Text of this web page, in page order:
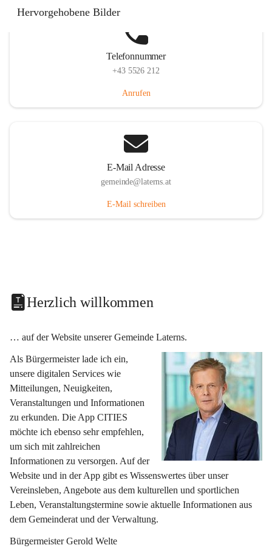
Hervorgehobene Bilder
Telefonnummer
+43 5526 212
Anrufen
E-Mail Adresse
gemeinde@laterns.at
E-Mail schreiben
Herzlich willkommen
… auf der Website unserer Gemeinde Laterns.
Als Bürgermeister lade ich ein,
unsere digitalen Services wie
Mitteilungen, Neuigkeiten,
Veranstaltungen und Informationen
zu erkunden. Die App CITIES
möchte ich ebenso sehr empfehlen,
um sich mit zahlreichen
Informationen zu versorgen. Auf der
Website und in der App gibt es Wissenswertes über unser
Vereinsleben, Angebote aus dem kulturellen und sportlichen
Leben, Veranstaltungstermine sowie aktuelle Informationen aus
dem Gemeinderat und der Verwaltung.
Bürgermeister Gerold Welte